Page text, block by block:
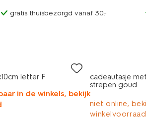
gratis thuisbezorgd vanaf 30.-
letter F
in de winkels, bekijk
cadeautasje met
strepen goud
niet online,
winkelvoorraad